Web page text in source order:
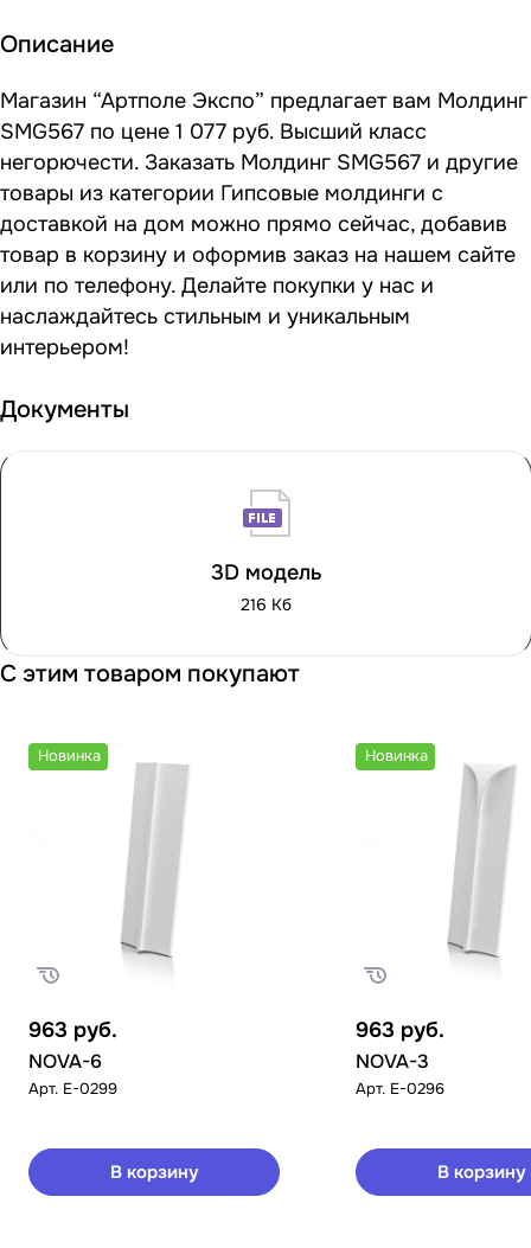
Описание
Магазин “Артполе Экспо” предлагает вам Молдинг
SMG567 по цене 1 077 руб. Высший класс
негорючести. Заказать Молдинг SMG567 и другие
товары из категории Гипсовые молдинги с
доставкой на дом можно прямо сейчас, добавив
товар в корзину и оформив заказ на нашем сайте
или по телефону. Делайте покупки у нас и
наслаждайтесь стильным и уникальным
интерьером!
Документы
3D модель
216 Кб
С этим товаром покупают
Новинка
963 руб.
NOVA-6
Арт. E-0299
В корзину
Новинка
963 руб.
NOVA-3
Арт. E-0296
В корзину